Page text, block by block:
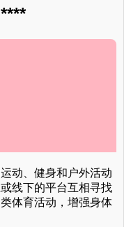
动、健身和户外活动
线下的平台互相寻找
体育活动，增强身体